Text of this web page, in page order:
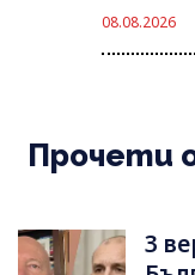
08.08.2026
Прочети
3